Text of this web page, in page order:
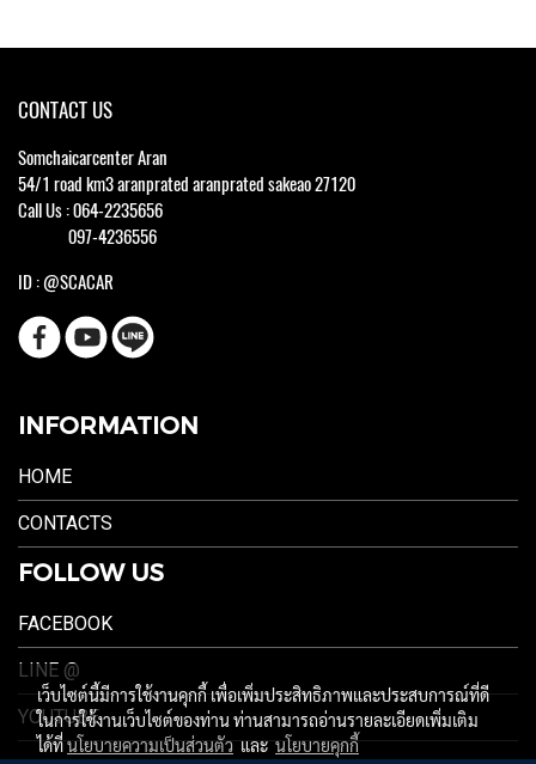
CONTACT US
Somchaicarcenter Aran
54/1 road km3 aranprated aranprated sakeao 27120
Call Us : 064-2235656
097-4236556
ID : @SCACAR
INFORMATION
HOME
CONTACTS
FOLLOW US
FACEBOOK
LINE @
YOUTUBE
เว็บไซต์นี้มีการใช้งานคุกกี้ เพื่อเพิ่มประสิทธิภาพและประสบการณ์ที่ดี
ในการใช้งานเว็บไซต์ของท่าน ท่านสามารถอ่านรายละเอียดเพิ่มเติม
ได้ที่นโยบายความเป็นส่วนตัวและนโยบายคุกกี้